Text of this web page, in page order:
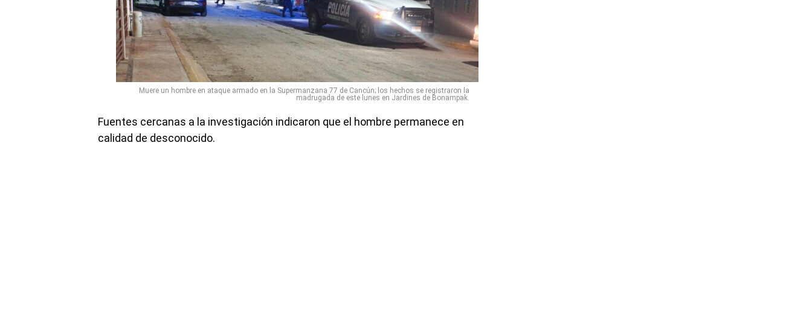
Muere un hombre en ataque armado en la Supermanzana 77 de Cancún; los hechos se registraron la
madrugada de este lunes en Jardines de Bonampak.
Fuentes cercanas a la investigación indicaron que el hombre permanece en
calidad de desconocido.